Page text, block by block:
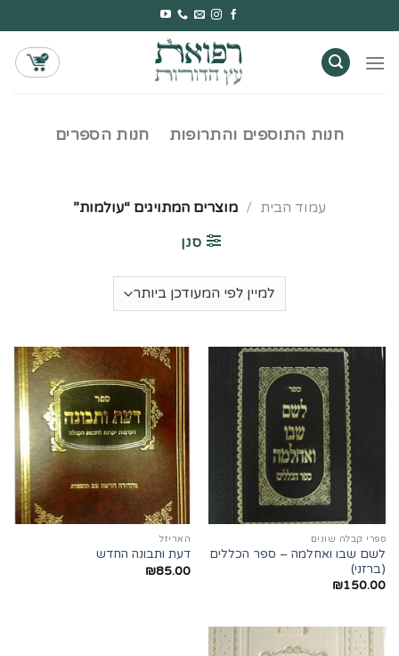
to
content
חנות התוספים והתרופות חנות הספרים
עמוד הבית / מוצרים המתויגים “עולמות”
סנן
ספרי קבלה שונים
לשם שבו ואחלמה – ספר הכללים
(ברזני)
₪150.00
האריזל
דעת ותבונה החדש
₪85.00